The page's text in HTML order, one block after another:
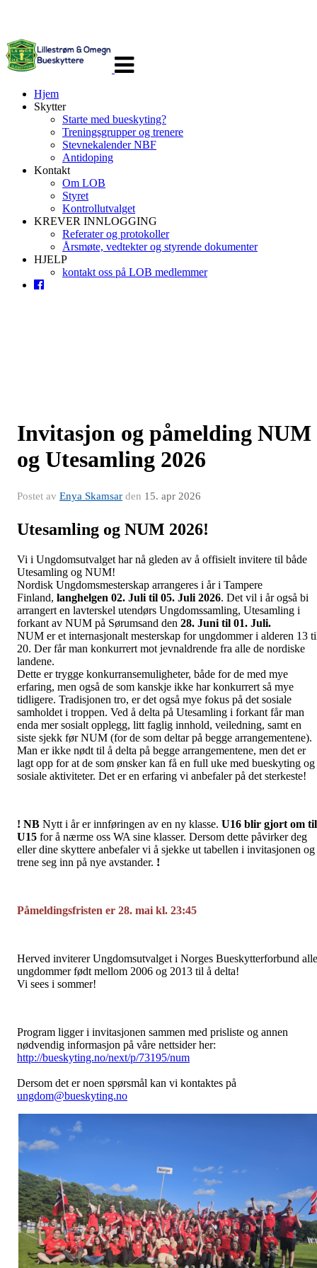
navigasjon
Hjem
Skytter
Starte med bueskyting?
Treningsgrupper og trenere
Stevnekalender NBF
Antidoping
Kontakt
Om LOB
Styret
Kontrollutvalget
KREVER INNLOGGING
Referater og protokoller
Årsmøte, vedtekter og styrende dokumenter
HJELP
kontakt oss på LOB medlemmer
Invitasjon og påmelding NUM
og Utesamling 2026
Postet av Enya Skamsar den 15. apr 2026
Utesamling og NUM 2026!
Vi i Ungdomsutvalget har nå gleden av å offisielt invitere til både
Utesamling og NUM!
Nordisk Ungdomsmesterskap arrangeres i år i Tampere
Finland, langhelgen 02. Juli til 05. Juli 2026. Det vil i år også bi
arrangert en lavterskel utendørs Ungdomssamling, Utesamling i
forkant av NUM på Sørumsand den 28. Juni til 01. Juli.
NUM er et internasjonalt mesterskap for ungdommer i alderen 13
20. Der får man konkurrert mot jevnaldrende fra alle de nordiske
landene.
Dette er trygge konkurransemuligheter, både for de med mye
erfaring, men også de som kanskje ikke har konkurrert så mye
tidligere. Tradisjonen tro, er det også mye fokus på det sosiale
samholdet i troppen. Ved å delta på Utesamling i forkant får man
enda mer sosialt opplegg, litt faglig innhold, veiledning, samt en
siste sjekk før NUM (for de som deltar på begge arrangementene).
Man er ikke nødt til å delta på begge arrangementene, men det er
lagt opp for at de som ønsker kan få en full uke med bueskyting og
sosiale aktiviteter. Det er en erfaring vi anbefaler på det sterkeste!
! NB Nytt i år er innføringen av en ny klasse. U16 blir gjort om til
U15 for å nærme oss WA sine klasser. Dersom dette påvirker deg
eller dine skyttere anbefaler vi å sjekke ut tabellen i invitasjonen og
trene seg inn på nye avstander. !
Påmeldingsfristen er 28. mai kl. 23:45
Herved inviterer Ungdomsutvalget i Norges Bueskytterforbund alle
ungdommer født mellom 2006 og 2013 til å delta!
Vi sees i sommer!
Program ligger i invitasjonen sammen med prisliste og annen
nødvendig informasjon på våre nettsider her:
http://bueskyting.no/next/p/73195/num
Dersom det er noen spørsmål kan vi kontaktes på
ungdom@bueskyting.no